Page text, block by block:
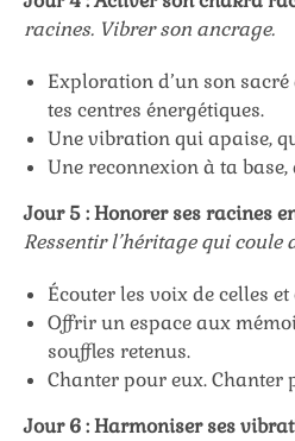
racines. Vibrer son ancrage.
Exploration d’un son
tes centres énergétiques.
Une vibration qui apaise,
Une reconnexion à ta
Jour 5 : Honorer ses racines
Ressentir l’héritage qui coule
Écouter les voix de celles et
Offrir un espace aux
souffles retenus.
Chanter pour eux. Chanter
Jour 6 : Harmoniser ses